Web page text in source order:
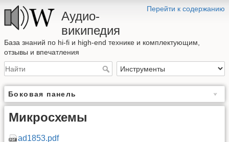
Перейти к содержанию
Аудио-
википедия
База знаний по hi-fi и high-end технике и комплектующим,
отзывы и впечатления
Боковая панель
Микросхемы
ad1853.pdf